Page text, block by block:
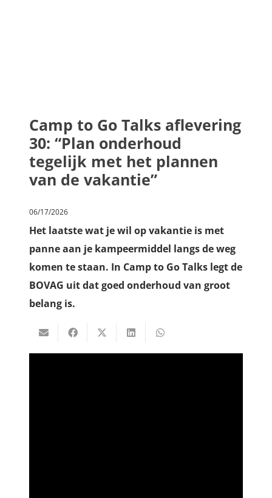
Camp to Go Talks aflevering
30: “Plan onderhoud
tegelijk met het plannen
van de vakantie”
06/17/2026
Het laatste wat je wil op vakantie is met
panne aan je kampeermiddel langs de weg
komen te staan. In Camp to Go Talks legt de
BOVAG uit dat goed onderhoud van groot
belang is.